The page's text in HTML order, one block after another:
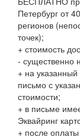
Петербург от
регионов
точек);
+ стоимость
- существенно
+ на
письмо с
стоимости;
+ в письме
Эквайринг
+ после